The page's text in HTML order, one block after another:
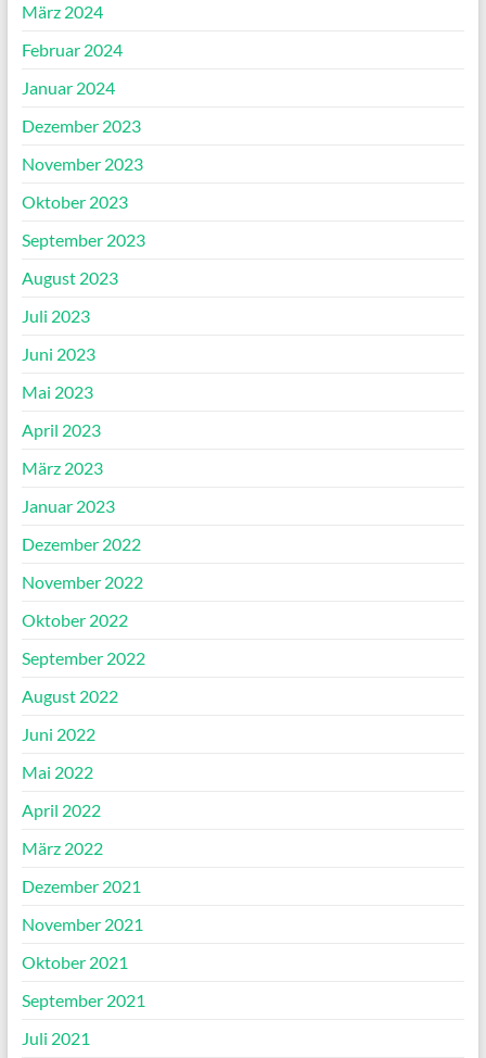
März 2024
Februar 2024
Januar 2024
Dezember 2023
November 2023
Oktober 2023
September 2023
August 2023
Juli 2023
Juni 2023
Mai 2023
April 2023
März 2023
Januar 2023
Dezember 2022
November 2022
Oktober 2022
September 2022
August 2022
Juni 2022
Mai 2022
April 2022
März 2022
Dezember 2021
November 2021
Oktober 2021
September 2021
Juli 2021